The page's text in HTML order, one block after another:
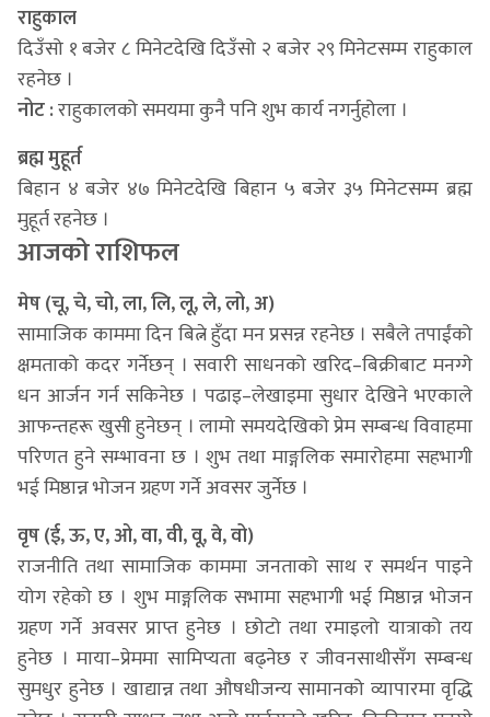
राहुकाल
दिउँसो १ बजेर ८ मिनेटदेखि दिउँसो २ बजेर २९ मिनेटसम्म राहुकाल
रहनेछ ।
नोट :राहुकालको समयमा कुनै पनि शुभ कार्य नगर्नुहोला ।
ब्रह्म मुहूर्त
बिहान ४ बजेर ४७ मिनेटदेखि बिहान ५ बजेर ३५ मिनेटसम्म ब्रह्म
मुहूर्त रहनेछ ।
आजको राशिफल
मेष (चू, चे, चो, ला, लि, लू, ले, लो, अ)
सामाजिक काममा दिन बित्ने हुँदा मन प्रसन्न रहनेछ । सबैले तपाईंको
क्षमताको कदर गर्नेछन् । सवारी साधनको खरिद–बिक्रीबाट मनग्गे
धन आर्जन गर्न सकिनेछ । पढाइ–लेखाइमा सुधार देखिने भएकाले
आफन्तहरू खुसी हुनेछन् । लामो समयदेखिको प्रेम सम्बन्ध विवाहमा
परिणत हुने सम्भावना छ । शुभ तथा माङ्गलिक समारोहमा सहभागी
भई मिष्ठान्न भोजन ग्रहण गर्ने अवसर जुर्नेछ ।
वृष (ई, ऊ, ए, ओ, वा, वी, वू, वे, वो)
राजनीति तथा सामाजिक काममा जनताको साथ र समर्थन पाइने
योग रहेको छ । शुभ माङ्गलिक सभामा सहभागी भई मिष्ठान्न भोजन
ग्रहण गर्ने अवसर प्राप्त हुनेछ । छोटो तथा रमाइलो यात्राको तय
हुनेछ । माया–प्रेममा सामिप्यता बढ्नेछ र जीवनसाथीसँग सम्बन्ध
सुमधुर हुनेछ । खाद्यान्न तथा औषधीजन्य सामानको व्यापारमा वृद्धि